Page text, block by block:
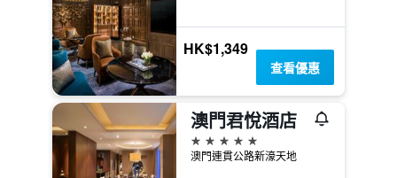
HK$1,349
查看優惠
澳門君悅酒店
5星級
澳門連貫公路新濠天地